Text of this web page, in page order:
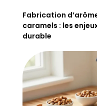
Fabrication
caramels : les
durable